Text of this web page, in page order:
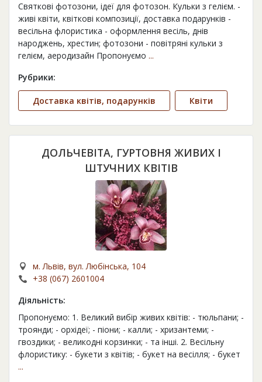
Святкові фотозони, ідеї для фотозон. Кульки з гелієм. -
живі квіти, квіткові композиції, доставка подарунків -
весільна флористика - оформлення весіль, днів
народжень, хрестин; фотозони - повітряні кульки з
гелієм, аеродизайн Пропонуємо ...
Рубрики:
Доставка квітів, подарунків Квіти
ДОЛЬЧЕВІТА, ГУРТОВНЯ ЖИВИХ І
ШТУЧНИХ КВІТІВ
м. Львів, вул. Любінська, 104
+38 (067) 2601004
Діяльність:
Пропонуємо: 1. Великий вибір живих квітів: - тюльпани; -
троянди; - орхідеї; - піони; - калли; - хризантеми; -
гвоздики; - великодні корзинки; - та інші. 2. Весільну
флористику: - букети з квітів; - букет на весілля; - букет
...